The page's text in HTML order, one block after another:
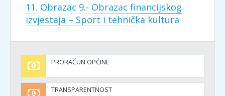
11. Obrazac 9.- Obrazac financijskog
izvjestaja – Sport i tehnička kultura
PRORAČUN OPĆINE
TRANSPARENTNOST